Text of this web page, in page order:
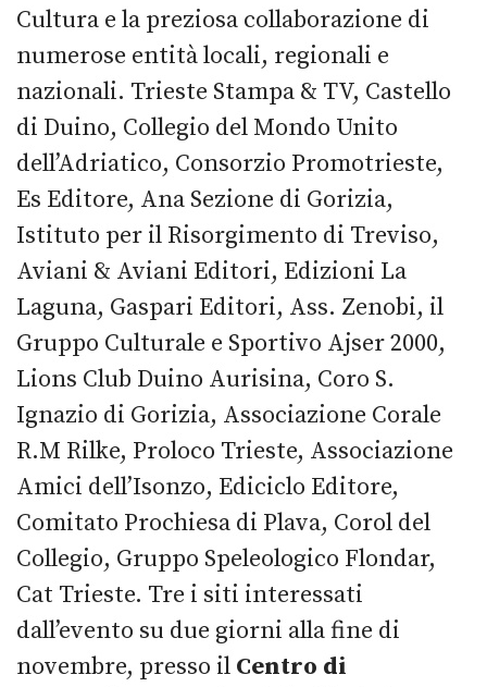
Cultura e la preziosa collaborazione di
numerose entità locali, regionali e
nazionali. Trieste Stampa & TV, Castello
di Duino, Collegio del Mondo Unito
dell’Adriatico, Consorzio Promotrieste,
Es Editore, Ana Sezione di Gorizia,
Istituto per il Risorgimento di Treviso,
Aviani & Aviani Editori, Edizioni La
Laguna, Gaspari Editori, Ass. Zenobi, il
Gruppo Culturale e Sportivo Ajser 2000,
Lions Club Duino Aurisina, Coro S.
Ignazio di Gorizia, Associazione Corale
R.M Rilke, Proloco Trieste, Associazione
Amici dell’Isonzo, Ediciclo Editore,
Comitato Prochiesa di Plava, Corol del
Collegio, Gruppo Speleologico Flondar,
Cat Trieste. Tre i siti interessati
dall’evento su due giorni alla fine di
novembre, presso il Centro di